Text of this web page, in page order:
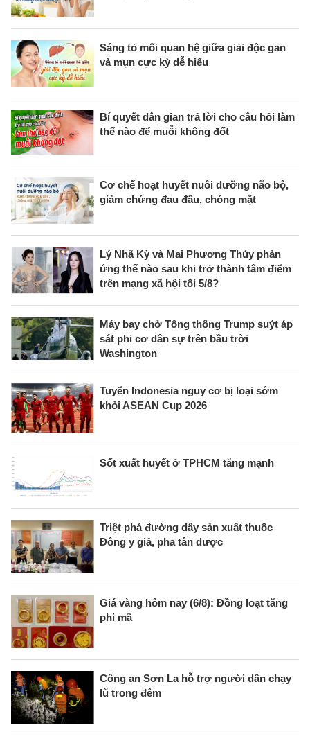
Sáng tỏ mối quan hệ giữa giải độc gan
và mụn cực kỳ dễ hiểu
Bí quyết dân gian trả lời cho câu hỏi làm
thế nào để muỗi không đốt
Cơ chế hoạt huyết nuôi dưỡng não bộ,
giảm chứng đau đầu, chóng mặt
Lý Nhã Kỳ và Mai Phương Thúy phản
ứng thế nào sau khi trở thành tâm điểm
trên mạng xã hội tối 5/8?
Máy bay chở Tổng thống Trump suýt áp
sát phi cơ dân sự trên bầu trời
Washington
Tuyển Indonesia nguy cơ bị loại sớm
khỏi ASEAN Cup 2026
Sốt xuất huyết ở TPHCM tăng mạnh
Triệt phá đường dây sản xuất thuốc
Đông y giả, pha tân dược
Giá vàng hôm nay (6/8): Đồng loạt tăng
phi mã
Công an Sơn La hỗ trợ người dân chạy
lũ trong đêm